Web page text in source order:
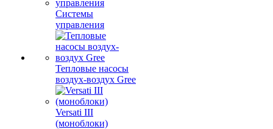
Системы
управления
Тепловые насосы
воздух-воздух Gree
Versati III
(моноблоки)